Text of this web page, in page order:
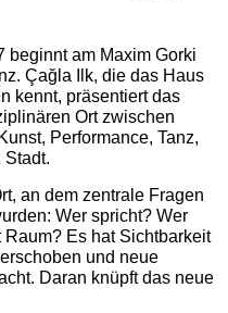
beginnt am Maxim Gorki
Çağla Ilk, die das Haus
kennt, präsentiert das
Ort zwischen
Performance, Tanz,
Stadt.
an dem zentrale Fragen
Wer spricht? Wer
Es hat Sichtbarkeit
und neue
Daran knüpft das neue